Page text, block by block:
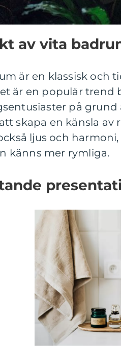
av vita
är en klassisk och
är en populär trend
på grund
skapa en känsla av
ljus och
känns mer rymliga.